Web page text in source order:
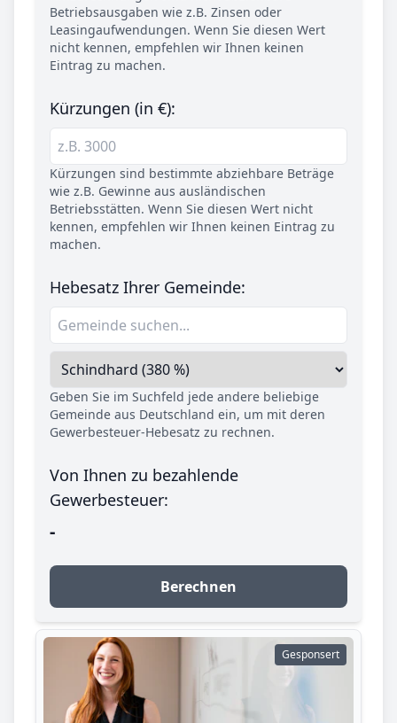
Betriebsausgaben wie z.B. Zinsen oder
Leasingaufwendungen. Wenn Sie diesen Wert
nicht kennen, empfehlen wir Ihnen keinen
Eintrag zu machen.
Kürzungen (in €):
Kürzungen sind bestimmte abziehbare Beträge
wie z.B. Gewinne aus ausländischen
Betriebsstätten. Wenn Sie diesen Wert nicht
kennen, empfehlen wir Ihnen keinen Eintrag zu
machen.
Hebesatz Ihrer Gemeinde:
Geben Sie im Suchfeld jede andere beliebige
Gemeinde aus Deutschland ein, um mit deren
Gewerbesteuer-Hebesatz zu rechnen.
Von Ihnen zu bezahlende
Gewerbesteuer:
-
Berechnen
Gesponsert